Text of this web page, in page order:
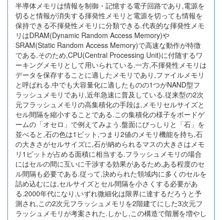
半導体メモリは情報を制御・記憶する電子回路であり,電源を
切ると情報が消失する揮発性メモリと電源を切っても情報を
保持できる不揮発性メモリに分類できる.代表的な揮発性メモ
リはDRAM(Dynamic Random Access Memory)や
SRAM(Static Random Access Memory)で高速な動作が特徴
である.そのため,CPU(Central Processing Unit)に付随するワ
ーキングメモリとして用いられている.一方,不揮発性メモリは
データを保存することに適したメモリであり,ファイルメモリ
と呼ばれる.中でも大容量化に適したものの1つがNAND型フ
ラッシュメモリであり,近年急速に普及している.従来型の2次
元フラッシュメモリの高集積化の手段は,メモリセルサイズと
セル間隔を縮小することである.この集積化の様子をボードゲ
ームの「オセロ」で例えてみよう.盤面にびっしりと「石」を
並べると,石の色は1ビット,つまり2値のメモリ機能を持ち,石
の大きさがセルサイズに,石が納められるマスの大きさはメモ
リ1ビットが占める面積に相当する.フラッシュメモリの場合
にはセルの間に互いに干渉する効果があるため,ある程度のセ
ル間隔も必要である.従って,決められた領域内に多くのセルを
詰め込むには,セルサイズとセル間隔を小さくする必要があ
る.2000年代になり,いずれ微細化は限界に達するだろうと予
測され,この2次元フラッシュメモリを2階建てにした3次元フ
ラッシュメモリが考案された.しかし,この構造で階層を増やし